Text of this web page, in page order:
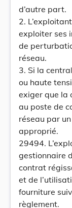
d’autre part.
2.
exploiter ses
de
réseau.
3. Si la
ou haute
exiger que la
au poste de
réseau par
approprié.
29494.
gestionnaire
contrat
et de
fourniture
règlement.